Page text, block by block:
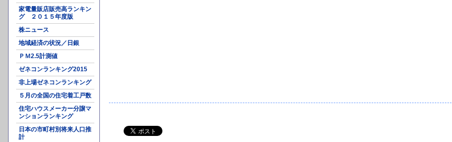
家電量販店販売高ランキン
グ ２０１５年度版
株ニュース
地域経済の状況／日銀
ＰＭ2.5計測値
ゼネコンランキング2015
非上場ゼネコンランキング
５月の全国の住宅着工戸数
住宅ハウスメーカー分譲マ
ンションランキング
日本の市町村別将来人口推
計